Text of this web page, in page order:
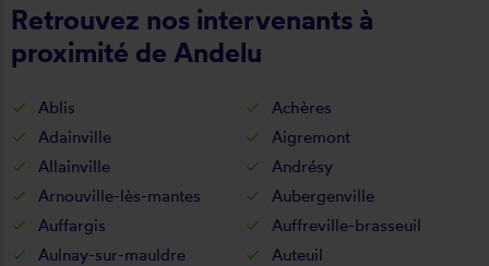
Retrouvez nos intervenants à
proximité de Andelu
Ablis
Achères
Adainville
Aigremont
Allainville
Andrésy
Arnouville-lès-mantes
Aubergenville
Auffargis
Auffreville-brasseuil
Aulnay-sur-mauldre
Auteuil